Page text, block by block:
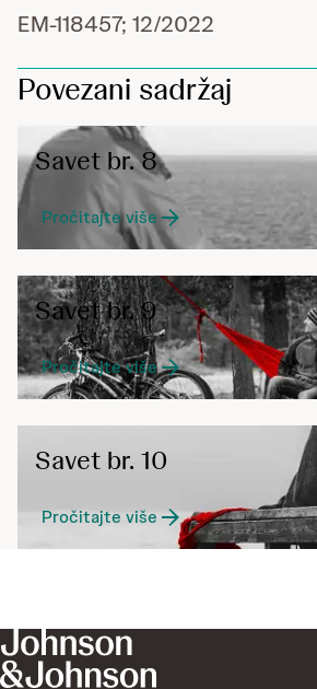
EM-118457; 12/2022
Povezani sadržaj
Savet br. 8
Pročitajte više
Savet br. 9
Pročitajte više
Savet br. 10
Pročitajte više